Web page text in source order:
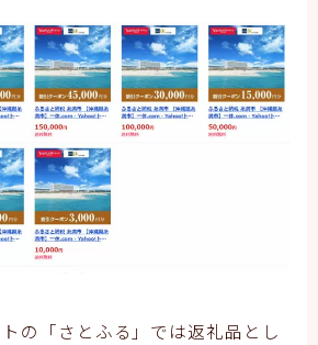
の「さとふる」では返礼品とし